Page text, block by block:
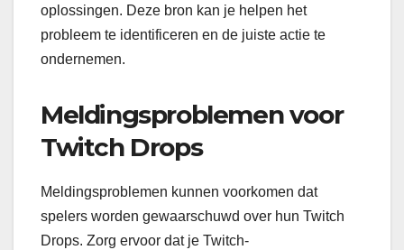
oplossingen. Deze bron kan je helpen het
probleem te identificeren en de juiste actie te
ondernemen.
Meldingsproblemen voor
Twitch Drops
Meldingsproblemen kunnen voorkomen dat
spelers worden gewaarschuwd over hun Twitch
Drops. Zorg ervoor dat je Twitch-